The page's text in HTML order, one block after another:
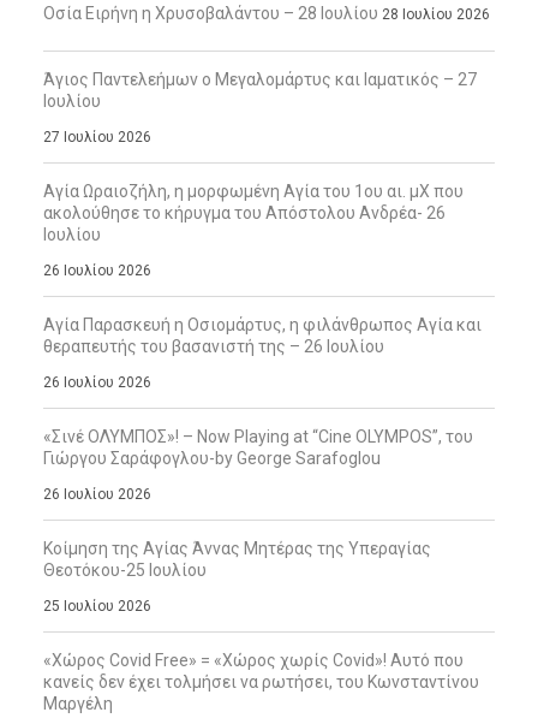
Οσία Ειρήνη η Χρυσοβαλάντου – 28 Ιουλίου 28 Ιουλίου 2026
Άγιος Παντελεήμων ο Μεγαλομάρτυς και Ιαματικός – 27
Ιουλίου
27 Ιουλίου 2026
Αγία Ωραιοζήλη, η μορφωμένη Αγία του 1ου αι. μΧ που
ακολούθησε το κήρυγμα του Απόστολου Ανδρέα- 26
Ιουλίου
26 Ιουλίου 2026
Αγία Παρασκευή η Οσιομάρτυς, η φιλάνθρωπος Αγία και
θεραπευτής του βασανιστή της – 26 Ιουλίου
26 Ιουλίου 2026
«Σινέ ΟΛΥΜΠΟΣ»! – Now Playing at “Cine OLYMPOS”, του
Γιώργου Σαράφογλου-by George Sarafoglou
26 Ιουλίου 2026
Κοίμηση της Αγίας Άννας Μητέρας της Υπεραγίας
Θεοτόκου-25 Ιουλίου
25 Ιουλίου 2026
«Χώρος Covid Free» = «Χώρος χωρίς Covid»! Αυτό που
κανείς δεν έχει τολμήσει να ρωτήσει, του Κωνσταντίνου
Μαργέλη